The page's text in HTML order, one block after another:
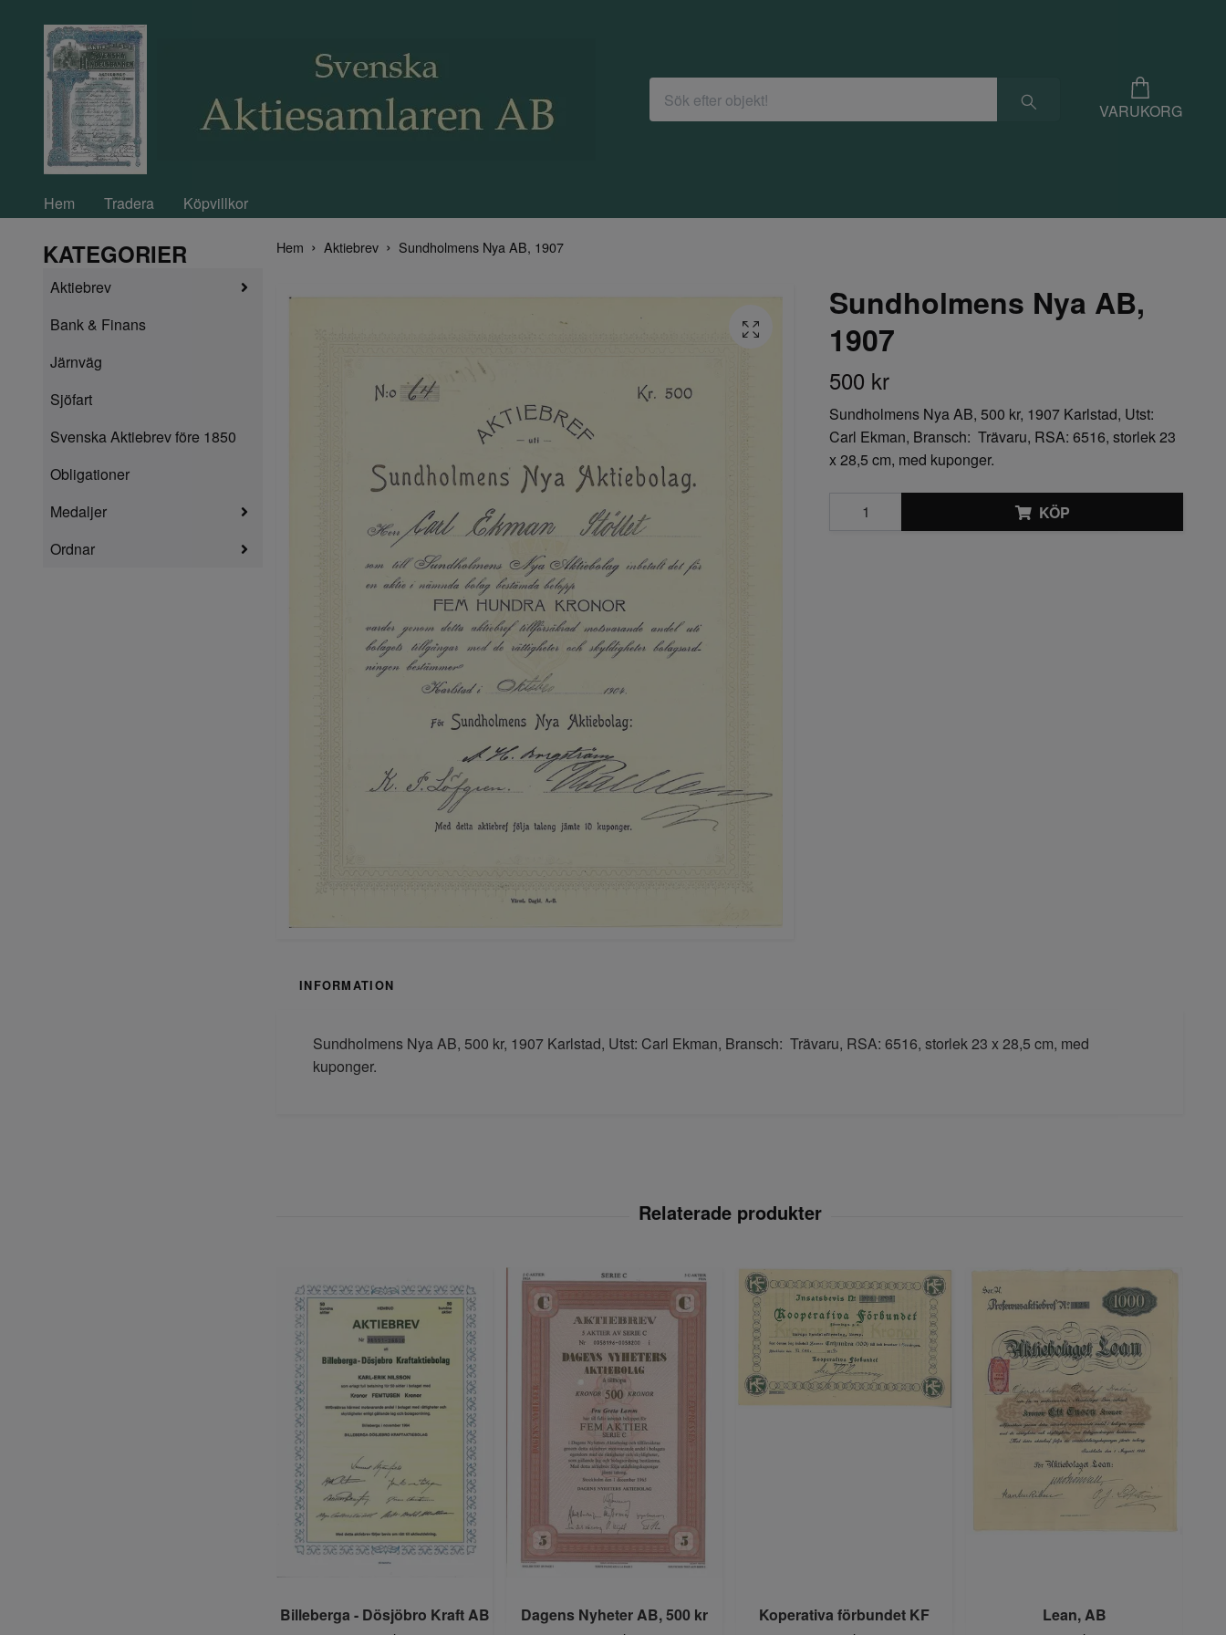
VARUKORG
Hem Tradera Köpvillkor
KATEGORIER
Aktiebrev
Bank & Finans
Järnväg
Sjöfart
Svenska Aktiebrev före 1850
Obligationer
Medaljer
Ordnar
Hem Aktiebrev Sundholmens Nya AB, 1907
Sundholmens Nya AB,
1907
500 kr
Sundholmens Nya AB, 500 kr, 1907 Karlstad, Utst:
Carl Ekman, Bransch: Trävaru, RSA: 6516, storlek 23
x 28,5 cm, med kuponger.
KÖP
INFORMATION
Sundholmens Nya AB, 500 kr, 1907 Karlstad, Utst: Carl Ekman, Bransch: Trävaru, RSA: 6516, storlek 23 x 28,5 cm, med
kuponger.
Billeberga - Dösjöbro Kraft AB
Dagens Nyheter AB, 500 kr
Koperativa förbundet KF
Lean, AB